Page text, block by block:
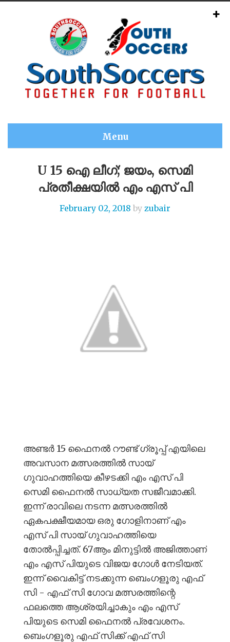
Menu
U 15 ഐ ലീഗ്; ജയം, സെമി
പ്രതീക്ഷയിൽ എം എസ് പി
February 02, 2018 by zubair
അണ്ടർ 15 ഫൈനൽ റൗണ്ട് ഗ്രൂപ്പ് എയിലെ
അവസാന മത്സരത്തിൽ സായ്
ഗുവാഹത്തിയെ കീഴടക്കി എം എസ് പി
സെമി ഫൈനൽ സാധ്യത സജീവമാക്കി.
ഇന്ന് രാവിലെ നടന്ന മത്സരത്തിൽ
ഏകപക്ഷീയമായ ഒരു ഗോളിനാണ് എം
എസ് പി സായ് ഗുവാഹത്തിയെ
തോൽപ്പിച്ചത്. 67ആം മിനുട്ടിൽ അജിത്താണ്
എം എസ് പിയുടെ വിജയ ഗോൾ നേടിയത്.
ഇന്ന് വൈകിട്ട് നടക്കുന്ന ബെംഗളൂരു എഫ്
സി - എഫ് സി ഗോവ മത്സരത്തിന്റെ
ഫലത്തെ ആശ്രയിച്ചാകും എം എസ്
പിയുടെ സെമി ഫൈനൽ പ്രവേശനം.
ബെംഗളൂരു എഫ് സിക്ക് എഫ് സി